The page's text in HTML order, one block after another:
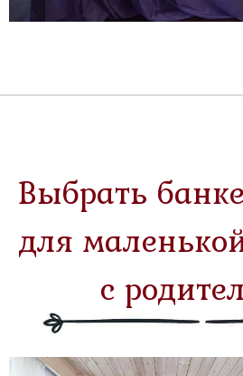
рождение
Крестины
для
свиданий
Выбрать
для
с